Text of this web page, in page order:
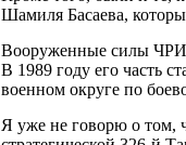
Шамиля Басаева,
Вооруженные силы ЧРИ
В 1989 году его часть
военном округе по
Я уже не говорю о том,